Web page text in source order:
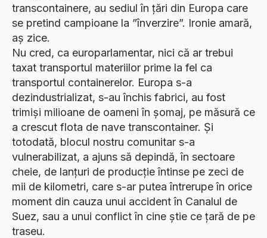
transcontainere, au sediul în țări din Europa care
se pretind campioane la ”înverzire”. Ironie amară,
aș zice.
Nu cred, ca europarlamentar, nici că ar trebui
taxat transportul materiilor prime la fel ca
transportul containerelor. Europa s-a
dezindustrializat, s-au închis fabrici, au fost
trimiși milioane de oameni în șomaj, pe măsură ce
a crescut flota de nave transcontainer. Și
totodată, blocul nostru comunitar s-a
vulnerabilizat, a ajuns să depindă, în sectoare
cheie, de lanțuri de producție întinse pe zeci de
mii de kilometri, care s-ar putea întrerupe în orice
moment din cauza unui accident în Canalul de
Suez, sau a unui conflict în cine știe ce țară de pe
traseu.